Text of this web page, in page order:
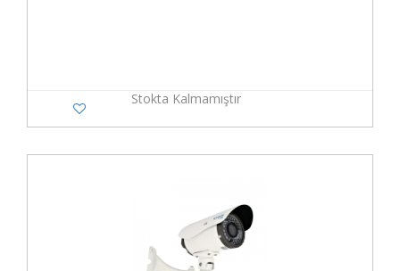
Stokta Kalmamıştır